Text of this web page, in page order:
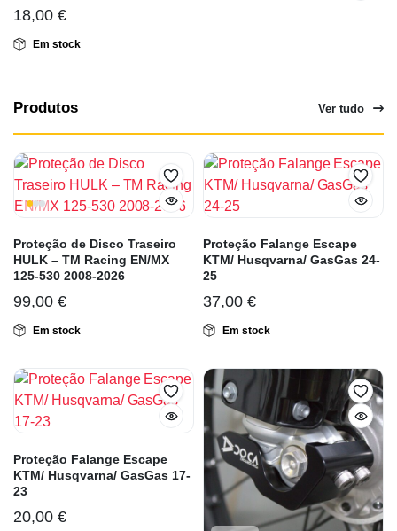
18,00 €
Em stock
Produtos Ver tudo
Proteção de Disco Traseiro
HULK – TM Racing EN/MX
125-530 2008-2026
99,00 €
Em stock
Proteção Falange Escape
KTM/ Husqvarna/ GasGas 24-
25
37,00 €
Em stock
Proteção Falange Escape
KTM/ Husqvarna/ GasGas 17-
23
20,00 €